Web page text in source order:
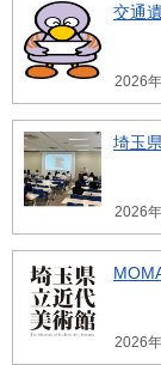
交通
2026
埼玉
2026
2026